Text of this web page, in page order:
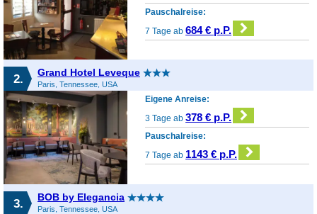
Pauschalreise:
7 Tage ab684 € p.P.
2. Grand Hotel Leveque
Paris, Tennessee, USA
Eigene Anreise:
3 Tage ab378 € p.P.
Pauschalreise:
7 Tage ab 1143 € p.P.
3. BOB by Elegancia
Paris, Tennessee, USA